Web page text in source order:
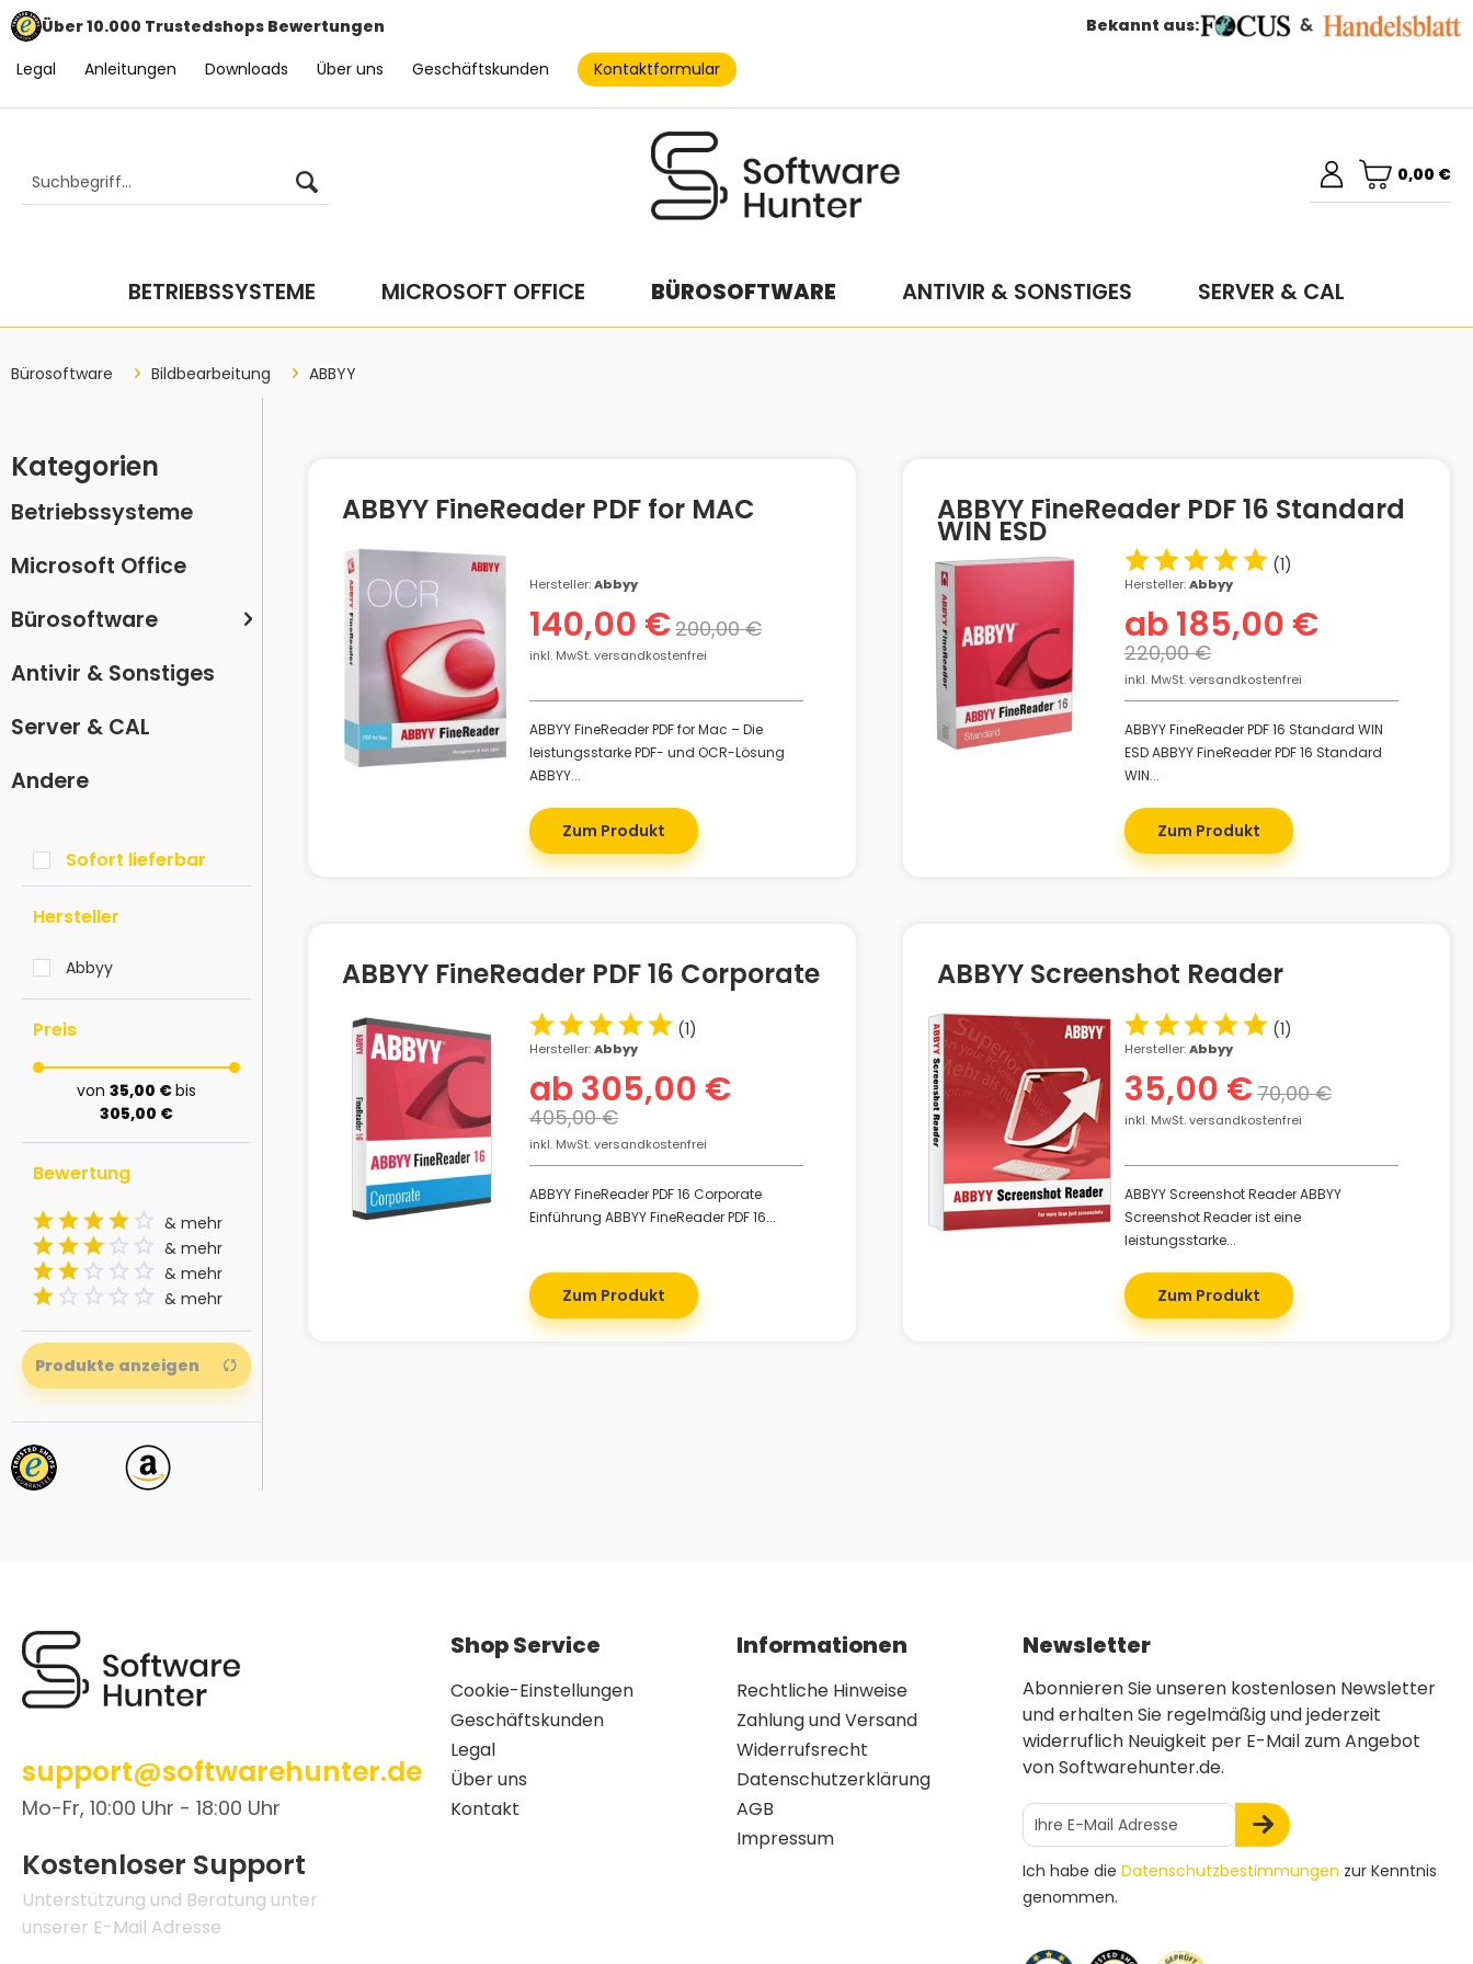
Über 10.000 Trustedshops Bewertungen
Bekannt aus:
Legal
Anleitungen Downloads Über uns Geschäftskunden Kontaktformular
0,00 €
BETRIEBSSYSTEME MICROSOFT OFFICE BÜROSOFTWARE ANTIVIR & SONSTIGES SERVER & CAL
Bürosoftware Bildbearbeitung ABBYY
Kategorien
Betriebssysteme
Microsoft Office
Bürosoftware
Antivir & Sonstiges
Server & CAL
Andere
Sofort lieferbar
Hersteller
Abbyy
Preis
von 35,00 €bis
305,00 €
Bewertung
& mehr
& mehr
& mehr
& mehr
Produkte anzeigen
ABBYY FineReader PDF for MAC
Hersteller:Abbyy
140,00 €200,00 €
inkl. MwSt. versandkostenfrei
ABBYY FineReader PDF for Mac – Die
leistungsstarke PDF- und OCR-Lösung
ABBYY...
Zum Produkt
ABBYY FineReader PDF 16 Standard
WIN ESD
(1)
Hersteller:Abbyy
ab 185,00 €
220,00 €
inkl. MwSt. versandkostenfrei
ABBYY FineReader PDF 16 Standard WIN
ESD ABBYY FineReader PDF 16 Standard
WIN...
Zum Produkt
ABBYY FineReader PDF 16 Corporate
(1)
Hersteller:Abbyy
ab 305,00 €
405,00 €
inkl. MwSt. versandkostenfrei
ABBYY FineReader PDF 16 Corporate
Einführung ABBYY FineReader PDF 16...
Zum Produkt
ABBYY Screenshot Reader
(1)
Hersteller:Abbyy
35,00 €70,00 €
inkl. MwSt. versandkostenfrei
ABBYY Screenshot Reader ABBYY
Screenshot Reader ist eine
leistungsstarke...
Zum Produkt
support@softwarehunter.de
Mo-Fr, 10:00 Uhr - 18:00 Uhr
Kostenloser Support
Unterstützung und Beratung unter
unserer E-Mail Adresse
Shop Service
Cookie-Einstellungen
Geschäftskunden
Legal
Über uns
Kontakt
Informationen
Rechtliche Hinweise
Zahlung und Versand
Widerrufsrecht
Datenschutzerklärung
AGB
Impressum
Newsletter
Abonnieren Sie unseren kostenlosen Newsletter
und erhalten Sie regelmäßig und jederzeit
widerruflich Neuigkeit per E-Mail zum Angebot
von Softwarehunter.de.
Ich habe die Datenschutzbestimmungen zur Kenntnis
genommen.